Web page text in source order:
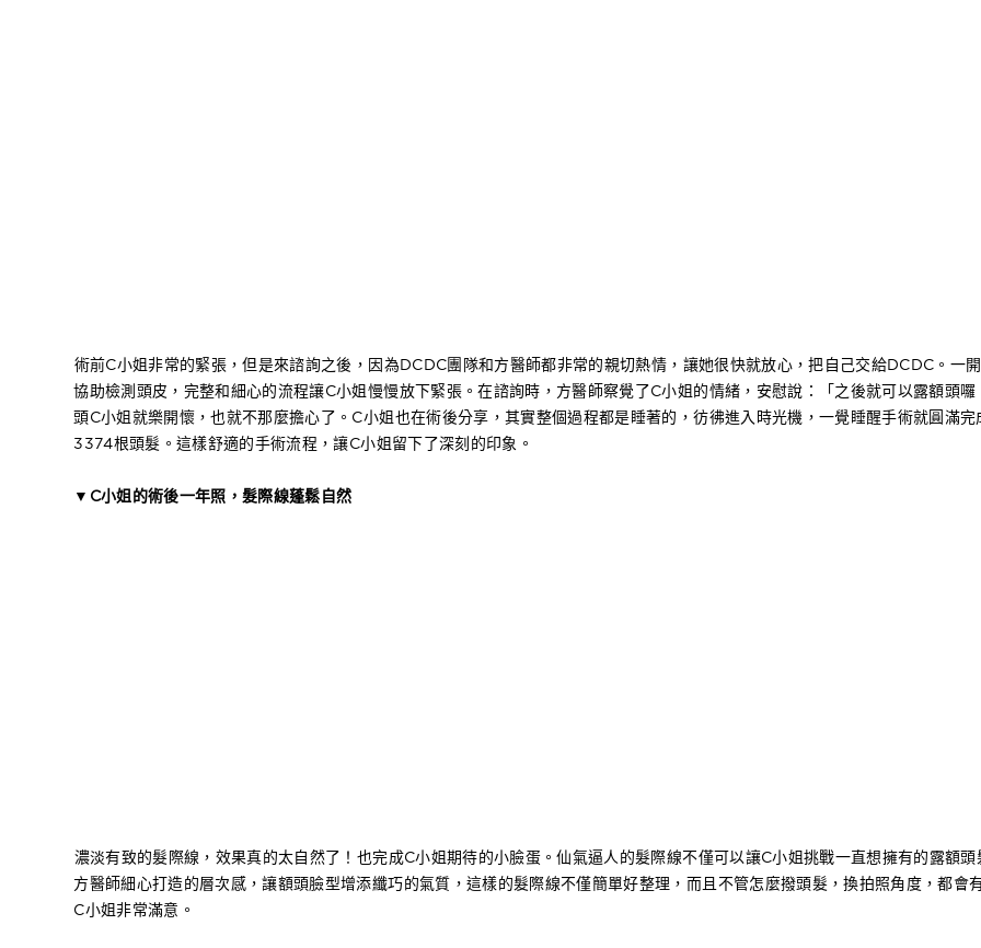
術前C小姐非常的緊張，但是來諮詢之後，因為DCDC團隊和方醫師都非常的親切熱情，讓她很快就放心，把自己交給DCDC。一
協助檢測頭皮，完整和細心的流程讓C小姐慢慢放下緊張。在諮詢時，方醫師察覺了C小姐的情緒，安慰說：「之後就可以露額頭
頭C小姐就樂開懷，也就不那麼擔心了。C小姐也在術後分享，其實整個過程都是睡著的，彷彿進入時光機，一覺睡醒手術就圓滿完
3374根頭髮。這樣舒適的手術流程，讓C小姐留下了深刻的印象。
▼C小姐的術後一年照，髮際線蓬鬆自然
濃淡有致的髮際線，效果真的太自然了！也完成C小姐期待的小臉蛋。仙氣逼人的髮際線不僅可以讓C小姐挑戰一直想擁有的露額頭
方醫師細心打造的層次感，讓額頭臉型增添纖巧的氣質，這樣的髮際線不僅簡單好整理，而且不管怎麼撥頭髮，換拍照角度，都會
C小姐非常滿意。